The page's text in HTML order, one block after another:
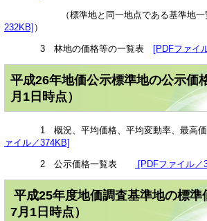
（標準地と同一地点である基準地
232KB] ）
3 林地の価格等の一覧表 [PDFファイ
平成26年地価公示標準地の公示価
月1日時点）
1 概況、平均価格、平均変動率、最高
ァイル／374KB]
2 公示価格一覧表 [PDFファイル／
平成25年度地価調査基準地の標準
7月1日時点）